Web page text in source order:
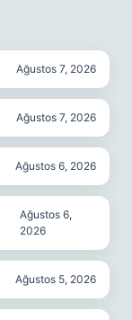
Ağustos 7, 2026
Ağustos 7, 2026
Ağustos 6, 2026
Ağustos 6,
2026
Ağustos 5, 2026